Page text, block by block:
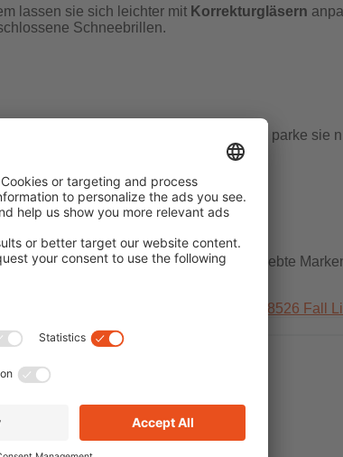
lassen sie sich leichter mit Korrekturgläsern
Schneebrillen.
Du sie bei Pausen doch abnimmst, parke sie
kann.
besten Skibrillen an. Einige andere beliebte
in den Bergen!